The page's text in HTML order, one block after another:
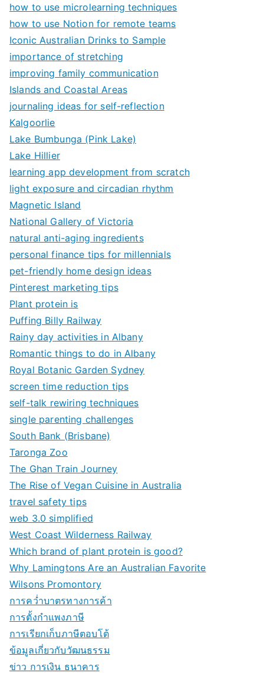
how to use microlearning techniques
how to use Notion for remote teams
Iconic Australian Drinks to Sample
importance of stretching
improving family communication
Islands and Coastal Areas
journaling ideas for self-reflection
Kalgoorlie
Lake Bumbunga (Pink Lake)
Lake Hillier
learning app development from scratch
light exposure and circadian rhythm
Magnetic Island
National Gallery of Victoria
natural anti-aging ingredients
personal finance tips for millennials
pet-friendly home design ideas
Pinterest marketing tips
Plant protein is
Puffing Billy Railway
Rainy day activities in Albany
Romantic things to do in Albany
Royal Botanic Garden Sydney
screen time reduction tips
self-talk rewiring techniques
single parenting challenges
South Bank (Brisbane)
Taronga Zoo
The Ghan Train Journey
The Rise of Vegan Cuisine in Australia
travel safety tips
web 3.0 simplified
West Coast Wilderness Railway
Which brand of plant protein is good?
Why Lamingtons Are an Australian Favorite
Wilsons Promontory
การคว่ำบาตรทางการค้า
การตั้งกำแพงภาษี
การเรียกเก็บภาษีตอบโต้
ข้อมูลเกี่ยวกับวัฒนธรรม
ข่าว การเงิน ธนาคาร